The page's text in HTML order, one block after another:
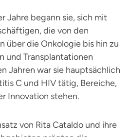
Jahre begann sie, sich mit
die von den
über die Onkologie bis hin zu
und Transplantationen
Jahren war sie hauptsächlich
C und HIV tätig, Bereiche,
Innovation stehen.
von Rita Cataldo und ihre